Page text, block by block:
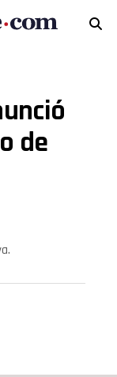
de